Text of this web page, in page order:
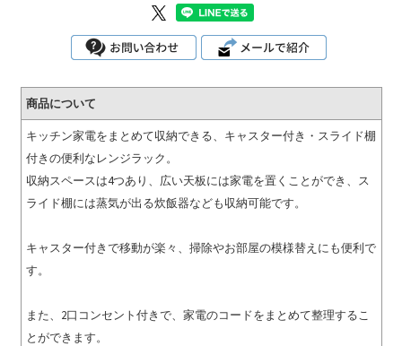
商品について
キッチン家電をまとめて収納できる、キャスター付き・スライド棚
付きの便利なレンジラック。
収納スペースは4つあり、広い天板には家電を置くことができ、ス
ライド棚には蒸気が出る炊飯器なども収納可能です。
キャスター付きで移動が楽々、掃除やお部屋の模様替えにも便利で
す。
また、2口コンセント付きで、家電のコードをまとめて整理するこ
とができます。